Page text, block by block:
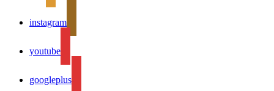
instagram
youtube
googleplus